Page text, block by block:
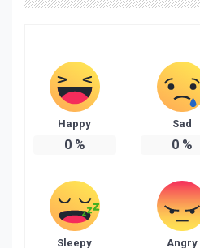
Happy
0%
Sad
0%
Sleepy Angry